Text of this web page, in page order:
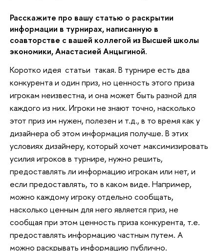
Расскажите про вашу статью о раскрытии
информации в турнирах, написанную в
соавторстве с вашей коллегой из Высшей школы
экономики, Анастасией Анцыгиной.
Коротко идея статьи такая. В турнире есть два
конкурента и один приз, но ценность этого приза
игрокам неизвестна, и она может быть разной для
каждого из них. Игроки не знают точно, насколько
этот приз им нужен, полезен и т.д., в то время как у
дизайнера об этом информация получше. В этих
условиях дизайнеру, который хочет максимизировать
усилия игроков в турнире, нужно решить,
предоставлять ли информацию игрокам или нет, и
если предоставлять, то в каком виде. Например,
можно каждому игроку отдельно сообщать,
насколько ценным для него является приз, не
сообщая при этом ценность приза конкурента, т.е.
предоставлять информацию частным путем. А
можно раскрывать информацию публично.